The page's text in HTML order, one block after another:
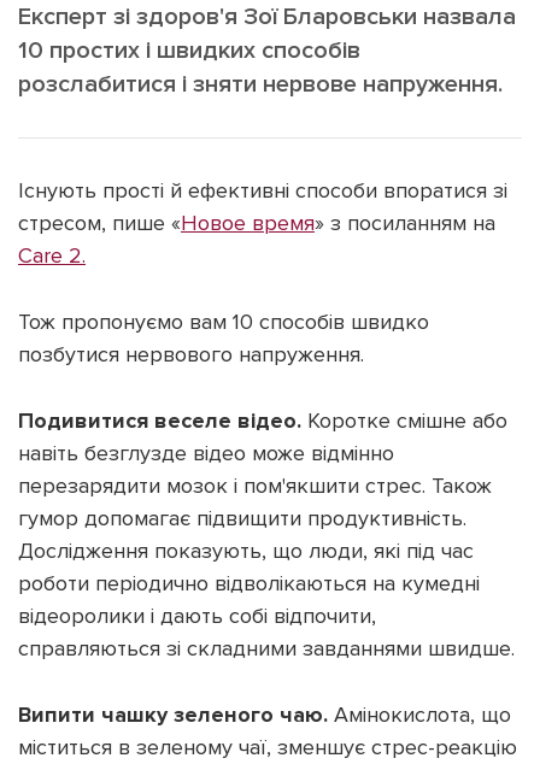
Погляди
Ініціативи
Лонгріди
Зв'язатися з нами
[email protected] Реклама на сайті
Наші соц мережі
Підтримати dyvys.info
Експерт зі здоров'я Зої Бларовськи назвала
10 простих і швидких способів
розслабитися і зняти нервове напруження.
Існують прості й ефективні способи впоратися зі
стресом, пише «Новое время» з посиланням на
Care 2.
Тож пропонуємо вам 10 способів швидко
позбутися нервового напруження.
Подивитися веселе відео. Коротке смішне або
навіть безглузде відео може відмінно
перезарядити мозок і пом'якшити стрес. Також
гумор допомагає підвищити продуктивність.
Дослідження показують, що люди, які під час
роботи періодично відволікаються на кумедні
відеоролики і дають собі відпочити,
справляються зі складними завданнями швидше.
Випити чашку зеленого чаю. Амінокислота, що
міститься в зеленому чаї, зменшує стрес-реакцію